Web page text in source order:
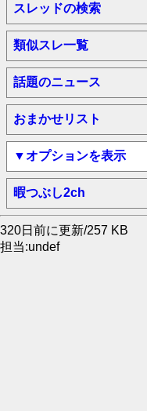
スレッドの検索
類似スレ一覧
話題のニュース
おまかせリスト
▼オプションを表示
暇つぶし2ch
320日前に更新/257 KB
担当:undef